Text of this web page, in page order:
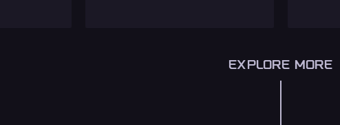
EXPLORE MORE